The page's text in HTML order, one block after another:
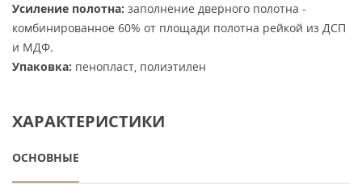
Усиление полотна: заполнение дверного полотна -
комбинированное 60% от площади полотна рейкой из ДСП
и МДФ.
Упаковка: пенопласт, полиэтилен
ХАРАКТЕРИСТИКИ
ОСНОВНЫЕ